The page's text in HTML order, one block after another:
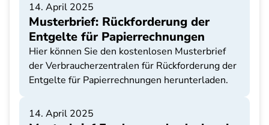
14. April 2025
Musterbrief: Rückforderung der
Entgelte für Papierrechnungen
Hier können Sie den kostenlosen Musterbrief
der Verbraucherzentralen für Rückforderung der
Entgelte für Papierrechnungen herunterladen.
14. April 2025